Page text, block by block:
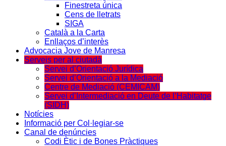
Finestreta única
Cens de lletrats
SIGA
Català a la Carta
Enllaços d’interès
Advocacia Jove de Manresa
Serveis per al ciutadà
Servei d’Orientació Jurídica
Servei d’Orientació a la Mediació
Centre de Mediació (CEMICAM)
Servei d’Intermediació en Deute de l’Habitatge
(SIDH)
Notícies
Informació per Col·legiar-se
Canal de denúncies
Codi Ètic i de Bones Pràctiques